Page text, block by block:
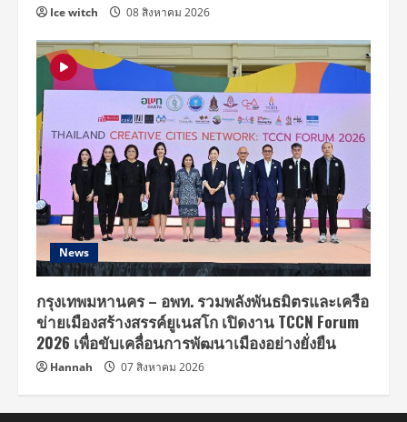
Ice witch 08 สิงหาคม 2026
News
กรุงเทพมหานคร – อพท. รวมพลังพันธมิตรและเครือ
ข่ายเมืองสร้างสรรค์ยูเนสโก เปิดงาน TCCN Forum
2026 เพื่อขับเคลื่อนการพัฒนาเมืองอย่างยั่งยืน
Hannah 07 สิงหาคม 2026